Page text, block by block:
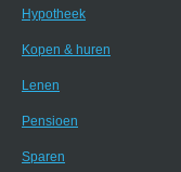
Hypotheek
Kopen & huren
Lenen
Pensioen
Sparen